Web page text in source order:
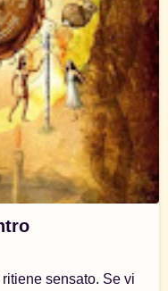
sensato. Se vi